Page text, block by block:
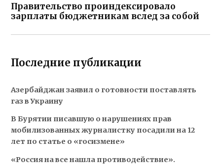
Правительство проиндексировало
зарплаты бюджетникам вслед за собой
Последние публикации
Азербайджан заявил о готовности поставлять
газ в Украину
В Бурятии писавшую о нарушениях прав
мобилизованных журналистку посадили на 12
лет по статье о «госизмене»
«Россия на все нашла противодействие».